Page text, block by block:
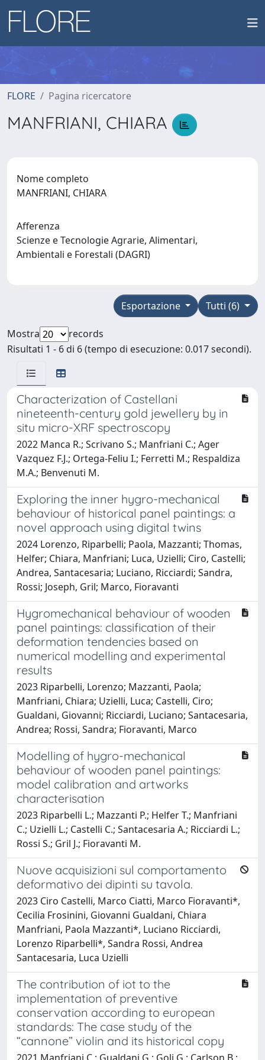
FLORE Pagina ricercatore
MANFRIANI, CHIARA
Nome completo
MANFRIANI, CHIARA
Afferenza
Scienze e Tecnologie Agrarie, Alimentari,
Ambientali e Forestali (DAGRI)
Tutti (6)
Esportazione
Mostra
records
Risultati 1 - 6 di 6 (tempo di esecuzione: 0.017 secondi).
Characterization of Castellani
nineteenth-century gold jewellery by in
situ micro-XRF spectroscopy
2022 Manca R.; Scrivano S.; Manfriani C.; Ager
Vazquez F.J.; Ortega-Feliu I.; Ferretti M.; Respaldiza
M.A.; Benvenuti M.
Exploring the inner hygro-mechanical
behaviour of historical panel paintings: a
novel approach using digital twins
2024 Lorenzo, Riparbelli; Paola, Mazzanti; Thomas,
Helfer; Chiara, Manfriani; Luca, Uzielli; Ciro, Castelli;
Andrea, Santacesaria; Luciano, Ricciardi; Sandra,
Rossi; Joseph, Gril; Marco, Fioravanti
Hygromechanical behaviour of wooden
panel paintings: classification of their
deformation tendencies based on
numerical modelling and experimental
results
2023 Riparbelli, Lorenzo; Mazzanti, Paola;
Manfriani, Chiara; Uzielli, Luca; Castelli, Ciro;
Gualdani, Giovanni; Ricciardi, Luciano; Santacesaria,
Andrea; Rossi, Sandra; Fioravanti, Marco
Modelling of hygro-mechanical
behaviour of wooden panel paintings:
model calibration and artworks
characterisation
2023 Riparbelli L.; Mazzanti P.; Helfer T.; Manfriani
C.; Uzielli L.; Castelli C.; Santacesaria A.; Ricciardi L.;
Rossi S.; Gril J.; Fioravanti M.
Nuove acquisizioni sul comportamento
deformativo dei dipinti su tavola.
2023 Ciro Castelli, Marco Ciatti, Marco Fioravanti*,
Cecilia Frosinini, Giovanni Gualdani, Chiara
Manfriani, Paola Mazzanti*, Luciano Ricciardi,
Lorenzo Riparbelli*, Sandra Rossi, Andrea
Santacesaria, Luca Uzielli
The contribution of iot to the
implementation of preventive
conservation according to european
standards: The case study of the
“cannone” violin and its historical copy